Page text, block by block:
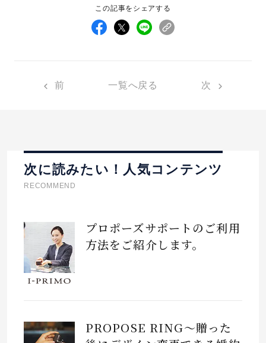
この記事をシェアする
前 一覧へ戻る 次
次に読みたい！人気コンテンツ
RECOMMEND
プロポーズサポートのご利用
方法をご紹介します。
PROPOSE RING～贈った